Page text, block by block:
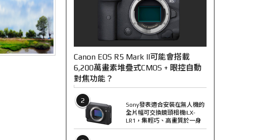
Canon EOS R5 Mark II可能會搭載
6,200萬畫素堆疊式CMOS + 眼控自動
對焦功能？
2
Sony發表適合安裝在無人機的
全片幅可交換鏡頭相機ILX-
LR1，集輕巧、高畫質於一身